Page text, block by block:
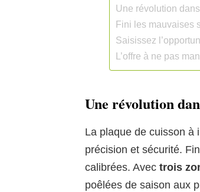
Une révolution
Fini les mauvaises
Saisissez
L’offre à ne pas
Une révolution
La plaque de cuisson à
précision et sécurité.
calibrées. Avec trois
poêlées de saison aux